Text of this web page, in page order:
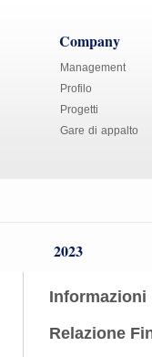
Company
Management
Profilo
Progetti
Gare di appalto
2023
Informazioni
Relazione